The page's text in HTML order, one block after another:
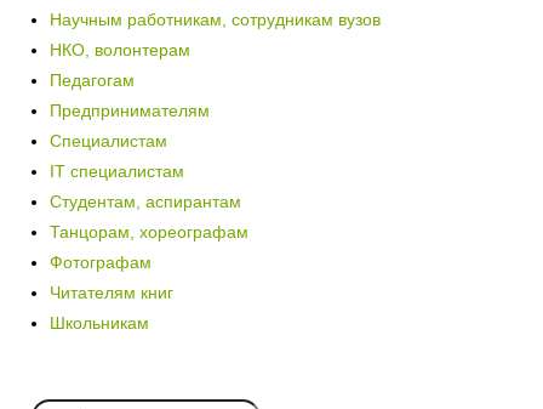
Научным работникам, сотрудникам вузов
НКО, волонтерам
Педагогам
Предпринимателям
Специалистам
IT специалистам
Студентам, аспирантам
Танцорам, хореографам
Фотографам
Читателям книг
Школьникам